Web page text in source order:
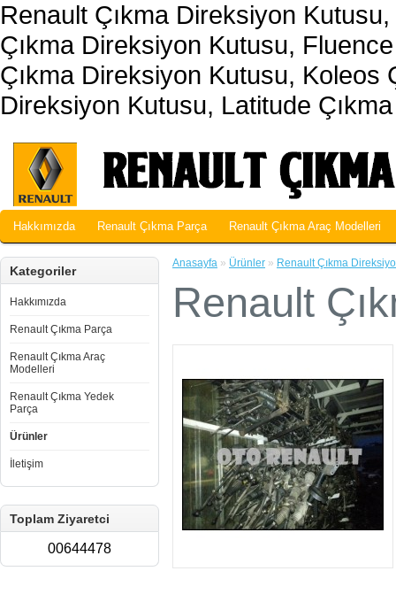
Renault Çıkma Direksiyon
Çıkma Direksiyon Kutusu,
Çıkma Direksiyon Kutusu, Koleos
Direksiyon Kutusu, Latitude
Hakkımızda Renault Çıkma Parça Renault Çıkma Araç Modelleri
Kategoriler
Hakkımızda
Renault Çıkma Parça
Renault Çıkma Araç
Modelleri
Renault Çıkma Yedek
Parça
Ürünler
İletişim
Toplam Ziyaretci
00644478
Anasayfa » Ürünler » Renault Çıkma
Renault